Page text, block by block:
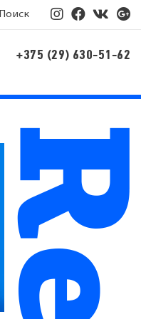
Поиск
+375 (29) 630-51-62